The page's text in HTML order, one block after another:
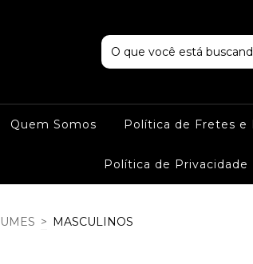
Quem Somos Política de Fretes e
Política de Privacidade
> MASCULINOS